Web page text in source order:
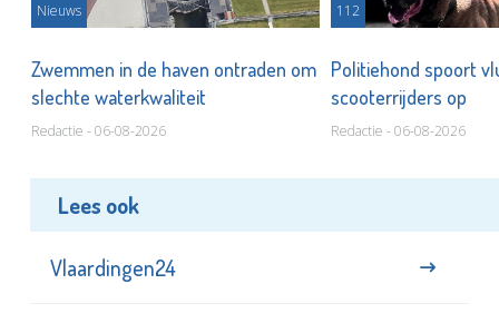
Nieuws
Zwemmen in de haven ontraden om
slechte waterkwaliteit
Redactie - 06-08-2026
112
Politiehond spoort
scooterrijders op
Redactie - 06-08-2026
Lees ook
Vlaardingen24